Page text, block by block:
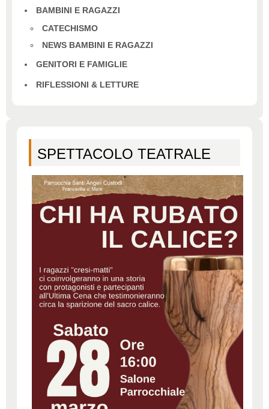
BAMBINI E RAGAZZI
CATECHISMO
NEWS BAMBINI E RAGAZZI
GENITORI E FAMIGLIE
RIFLESSIONI & LETTURE
SPETTACOLO TEATRALE